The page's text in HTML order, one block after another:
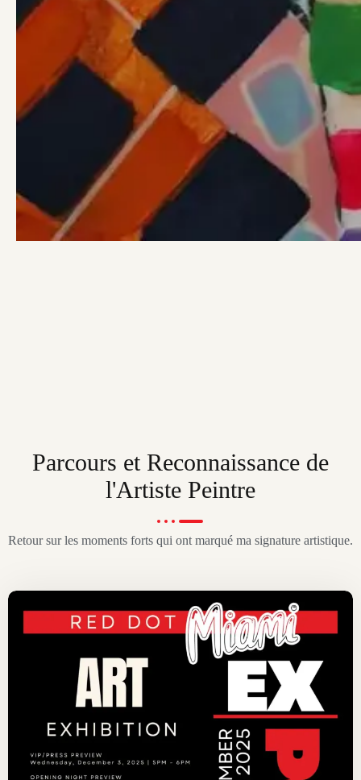
Parcours et Reconnaissance de
l'Artiste Peintre
Retour sur les moments forts qui ont marqué ma signature artistique.